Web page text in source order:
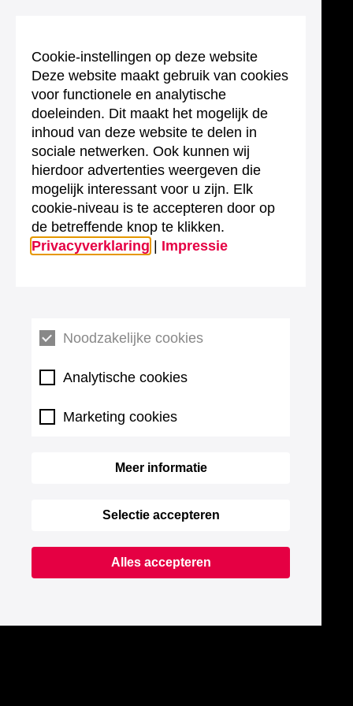
Cookie-instellingen op deze website
Deze website maakt gebruik van cookies
voor functionele en analytische
doeleinden. Dit maakt het mogelijk de
inhoud van deze website te delen in
sociale netwerken. Ook kunnen wij
hierdoor advertenties weergeven die
mogelijk interessant voor u zijn. Elk
cookie-niveau is te accepteren door op
de betreffende knop te klikken.
Privacyverklaring
Impressie
Noodzakelijke cookies
Analytische cookies
Marketing cookies
Meer informatie
Selectie accepteren
Alles accepteren